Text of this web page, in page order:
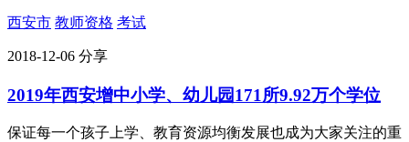
西安市 教师资格 考试
2018-12-06 分享
2019年西安增中小学、幼儿园171所9.92万个学位
保证每一个孩子上学、教育资源均衡发展也成为大家关注的重